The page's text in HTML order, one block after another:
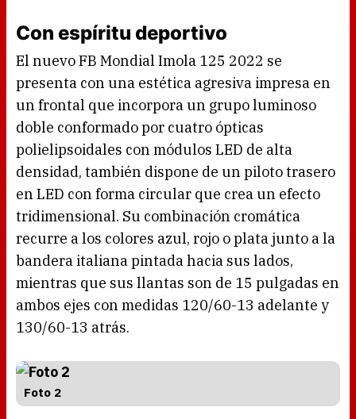
Con espíritu deportivo
El nuevo FB Mondial Imola 125 2022 se
presenta con una estética agresiva impresa en
un frontal que incorpora un grupo luminoso
doble conformado por cuatro ópticas
polielipsoidales con módulos LED de alta
densidad, también dispone de un piloto trasero
en LED con forma circular que crea un efecto
tridimensional. Su combinación cromática
recurre a los colores azul, rojo o plata junto a la
bandera italiana pintada hacia sus lados,
mientras que sus llantas son de 15 pulgadas en
ambos ejes con medidas 120/60-13 adelante y
130/60-13 atrás.
Foto 2